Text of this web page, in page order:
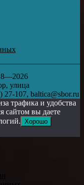
улица
27-107, baltica@sbor.ru
трафика и удобства
сайтом вы даете
Хорошо